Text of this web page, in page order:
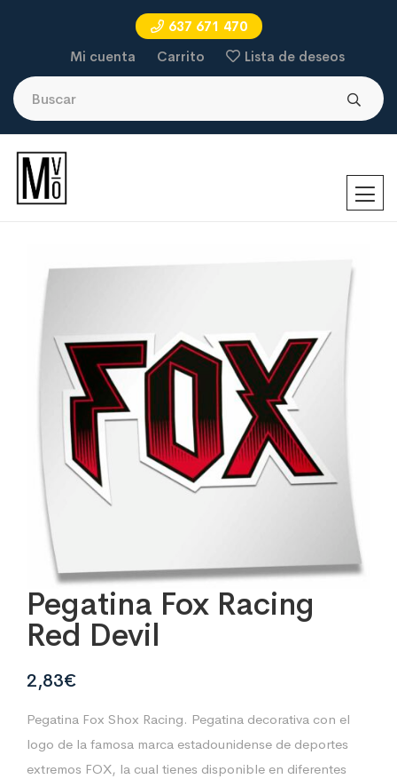
637 671 470
Mi cuenta
Carrito Lista de deseos
Pegatina Fox Racing
Red Devil
2,83€
Pegatina Fox Shox Racing. Pegatina decorativa con el
logo de la famosa marca estadounidense de deportes
extremos FOX, la cual tienes disponible en diferentes